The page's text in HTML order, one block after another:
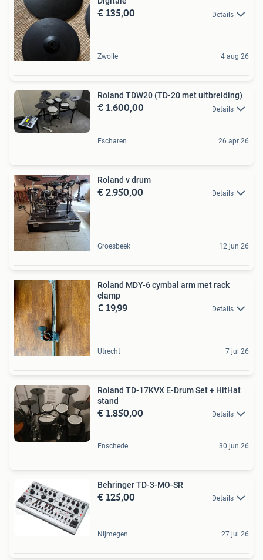
€ 135,00 Details
Zwolle 4 aug 26
Roland TDW20 (TD-20 met uitbreiding)
€ 1.600,00 Details
Escharen 26 apr 26
Roland v drum
€ 2.950,00 Details
Groesbeek 12 jun 26
Roland MDY-6 cymbal arm met rack
clamp
€ 19,99 Details
Utrecht 7 jul 26
Roland TD-17KVX E-Drum Set + HitHat
stand
€ 1.850,00 Details
Enschede 30 jun 26
Behringer TD-3-MO-SR
€ 125,00 Details
Nijmegen 27 jul 26